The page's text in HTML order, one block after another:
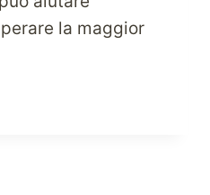
la maggior